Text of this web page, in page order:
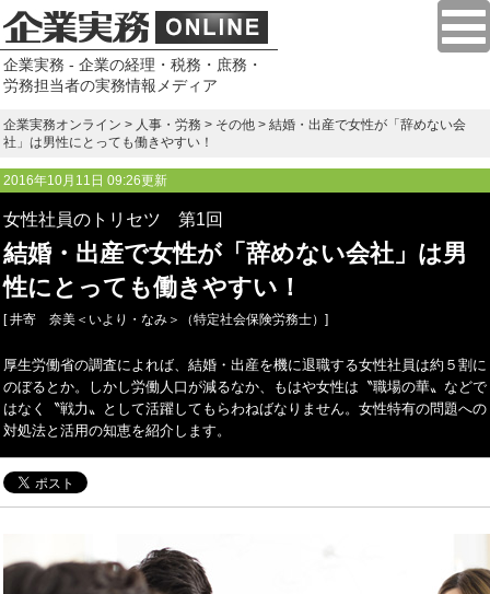
企業実務 - 企業の経理・税務・庶務・
労務担当者の実務情報メディア
企業実務オンライン > 人事・労務 > その他 > 結婚・出産で女性が「辞めない会
社」は男性にとっても働きやすい！
2016年10月11日 09:26更新
女性社員のトリセツ 第1回
結婚・出産で女性が「辞めない会社」は男
性にとっても働きやすい！
[ 井寄 奈美＜いより・なみ＞（特定社会保険労務士）]
厚生労働省の調査によれば、結婚・出産を機に退職する女性社員は約５割に
のぼるとか。しかし労働人口が減るなか、もはや女性は〝職場の華〟などで
はなく〝戦力〟として活躍してもらわねばなりません。女性特有の問題への
対処法と活用の知恵を紹介します。